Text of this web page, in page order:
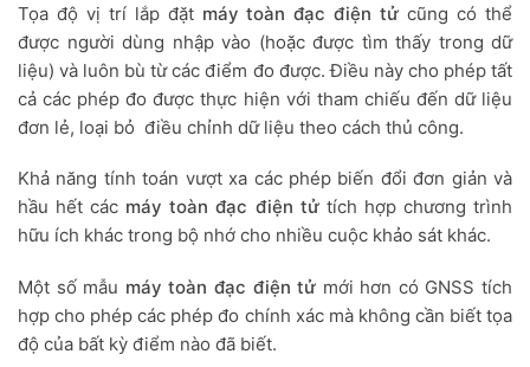
Tọa độ vị trí lắp đặtmáy toàn đạc điện tử cũng có thể
được người dùng nhập vào (hoặc được tìm thấy trong dữ
liệu) và luôn bù từ các điểm đo được. Điều này cho phép tất
cả các phép đo được thực hiện với tham chiếu đến dữ liệu
đơn lẻ, loại bỏ điều chỉnh dữ liệu theo cách thủ công.
Khả năng tính toán vượt xa các phép biến đổi đơn giản và
hầu hết các máy toàn đạc điện tửtích hợp chương trình
hữu ích khác trong bộ nhớ cho nhiều cuộc khảo sát khác.
Một số mẫu máy toàn đạc điện tử mới hơn có GNSS tích
hợp cho phép các phép đo chính xác mà không cần biết tọa
độ của bất kỳ điểm nào đã biết.